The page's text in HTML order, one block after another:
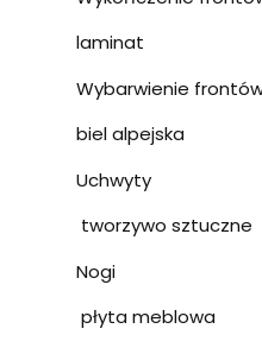
laminat
Wybarwienie
biel alpejska
Uchwyty
tworzywo sztuczne
Nogi
płyta meblowa